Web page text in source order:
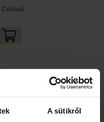
A sütikről